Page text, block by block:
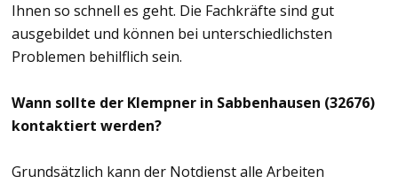
Ihnen so schnell es geht. Die Fachkräfte sind gut
ausgebildet und können bei unterschiedlichsten
Problemen behilflich sein.
Wann sollte der Klempner in Sabbenhausen (32676)
kontaktiert werden?
Grundsätzlich kann der Notdienst alle Arbeiten